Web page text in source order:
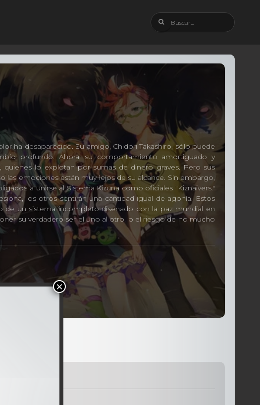
ha desaparecido. Su amigo, Chidori Takashiro, sólo puede
profundo. Ahora, su comportamiento amortiguado y
lo explotan por sumas de dinero graves. Pero sus
las emociones están muy lejos de su alcance. Sin embargo,
a unirse al Sistema Kizuna como oficiales "Kiznaivers."
los otros sentirán una cantidad igual de agonía. Estos
de un sistema incompleto diseñado con la paz mundial en
su verdadero ser el uno al otro, o el riesgo de no mucho